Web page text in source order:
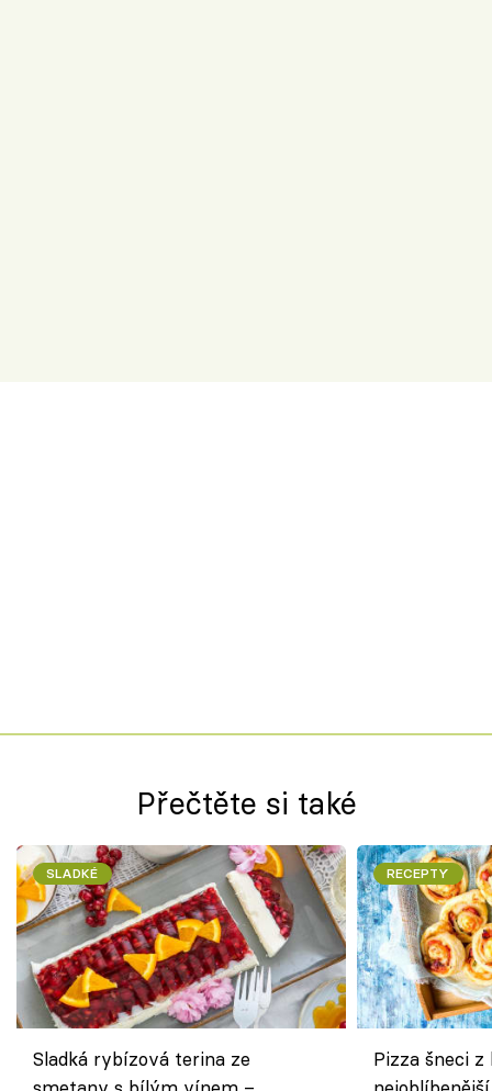
Přečtěte si také
SLADKÉ
Sladká rybízová terina ze
RECEPTY
Pizza šneci